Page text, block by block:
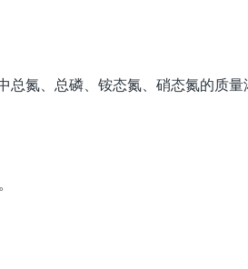
总氮、总磷、铵态氮、硝态氮的质量